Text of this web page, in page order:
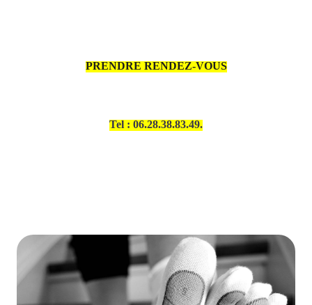
PRENDRE RENDEZ-VOUS
Tel : 06.28.38.83.49.